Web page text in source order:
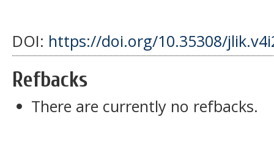
DOI: https://doi.org/10.35308/
Refbacks
There are currently no refbacks.